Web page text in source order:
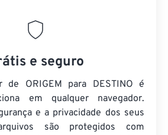
e seguro
de ORIGEM para DESTINO é
em qualquer navegador.
e a privacidade dos seus
são protegidos com